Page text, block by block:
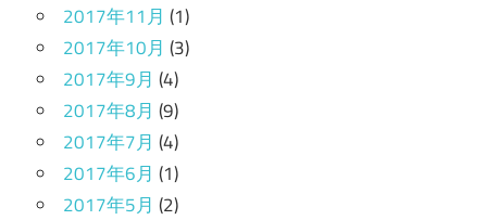
2017年11月 (1)
2017年10月 (3)
2017年9月 (4)
2017年8月 (9)
2017年7月 (4)
2017年6月 (1)
2017年5月 (2)